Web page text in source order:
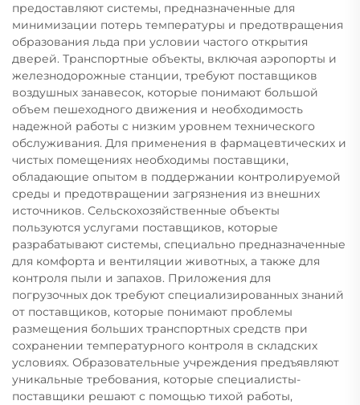
предоставляют системы, предназначенные для
минимизации потерь температуры и предотвращения
образования льда при условии частого открытия
дверей. Транспортные объекты, включая аэропорты и
железнодорожные станции, требуют поставщиков
воздушных занавесок, которые понимают большой
объем пешеходного движения и необходимость
надежной работы с низким уровнем технического
обслуживания. Для применения в фармацевтических и
чистых помещениях необходимы поставщики,
обладающие опытом в поддержании контролируемой
среды и предотвращении загрязнения из внешних
источников. Сельскохозяйственные объекты
пользуются услугами поставщиков, которые
разрабатывают системы, специально предназначенные
для комфорта и вентиляции животных, а также для
контроля пыли и запахов. Приложения для
погрузочных док требуют специализированных знаний
от поставщиков, которые понимают проблемы
размещения больших транспортных средств при
сохранении температурного контроля в складских
условиях. Образовательные учреждения предъявляют
уникальные требования, которые специалисты-
поставщики решают с помощью тихой работы,